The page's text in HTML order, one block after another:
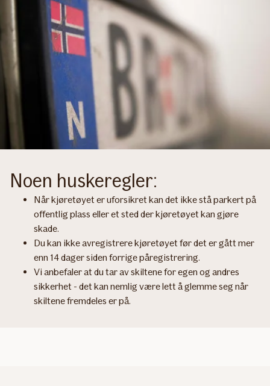
Noen huskeregler:
Når kjøretøyet er uforsikret kan det ikke stå parkert på
offentlig plass eller et sted der kjøretøyet kan gjøre
skade.
Du kan ikke avregistrere kjøretøyet før det er gått mer
enn 14 dager siden forrige påregistrering.
Vi anbefaler at du tar av skiltene for egen og andres
sikkerhet - det kan nemlig være lett å glemme seg når
skiltene fremdeles er på.